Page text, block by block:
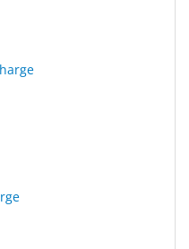
pour Hygiene Box